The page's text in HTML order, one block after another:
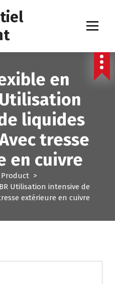
en
Utilisation
liquides
tresse
en cuivre
Product>
Utilisation intensive de
extérieure en cuivre